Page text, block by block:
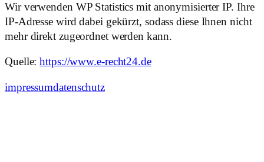
Wir verwenden WP Statistics mit anonymisierter IP. Ihre
IP-Adresse wird dabei gekürzt, sodass diese Ihnen nicht
mehr direkt zugeordnet werden kann.
Quelle:https://www.e-recht24.de
impressumdatenschutz